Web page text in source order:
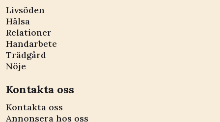
Livsöden
Hälsa
Relationer
Handarbete
Trädgård
Nöje
Kontakta oss
Kontakta oss
Annonsera hos oss